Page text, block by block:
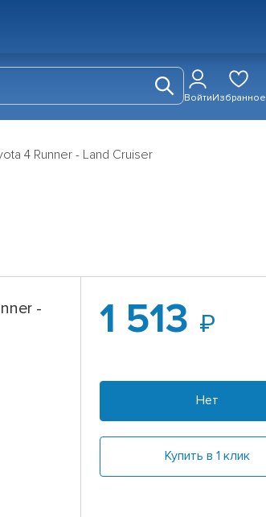
ВойтиИзбранное
4 Runner - Land Cruiser
-
1 513
Нет
Купить в 1 клик